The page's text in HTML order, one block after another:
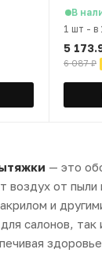
60 W,
В
1 шт - в
5
6 087₽
— это
воздух от пыли
и
салонов,